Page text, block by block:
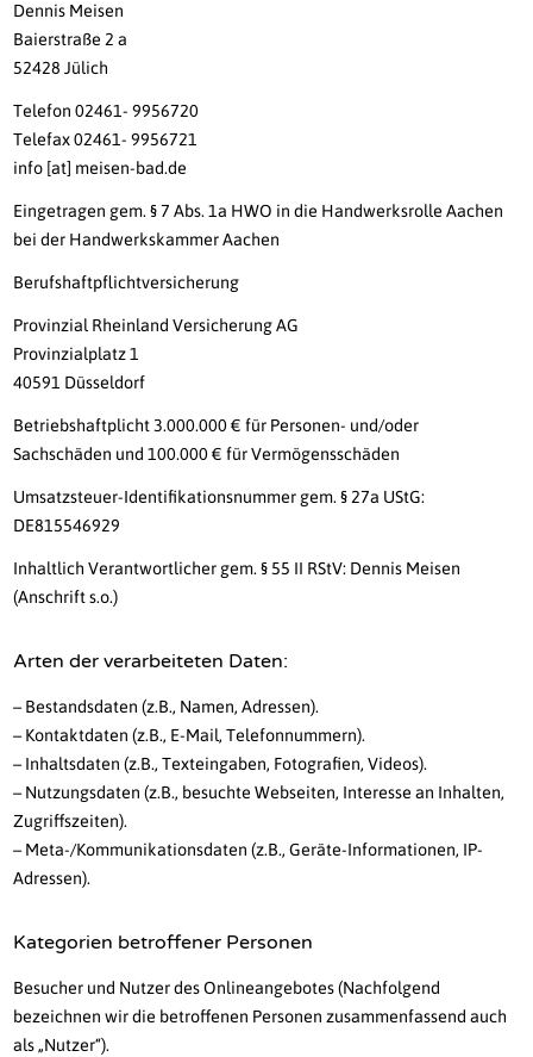
Dennis Meisen
Baierstraße 2 a
52428 Jülich
Telefon 02461- 9956720
Telefax 02461- 9956721
info [at] meisen-bad.de
Eingetragen gem. § 7 Abs. 1a HWO in die Handwerksrolle Aachen
bei der Handwerkskammer Aachen
Berufshaftpflichtversicherung
Provinzial Rheinland Versicherung AG
Provinzialplatz 1
40591 Düsseldorf
Betriebshaftplicht 3.000.000 € für Personen- und/oder
Sachschäden und 100.000 € für Vermögensschäden
Umsatzsteuer-Identifikationsnummer gem. § 27a UStG:
DE815546929
Inhaltlich Verantwortlicher gem. § 55 II RStV: Dennis Meisen
(Anschrift s.o.)
Arten der verarbeiteten Daten:
– Bestandsdaten (z.B., Namen, Adressen).
– Kontaktdaten (z.B., E-Mail, Telefonnummern).
– Inhaltsdaten (z.B., Texteingaben, Fotografien, Videos).
– Nutzungsdaten (z.B., besuchte Webseiten, Interesse an Inhalten,
Zugriffszeiten).
– Meta-/Kommunikationsdaten (z.B., Geräte-Informationen, IP-
Adressen).
Kategorien betroffener Personen
Besucher und Nutzer des Onlineangebotes (Nachfolgend
bezeichnen wir die betroffenen Personen zusammenfassend auch
als „Nutzer“).